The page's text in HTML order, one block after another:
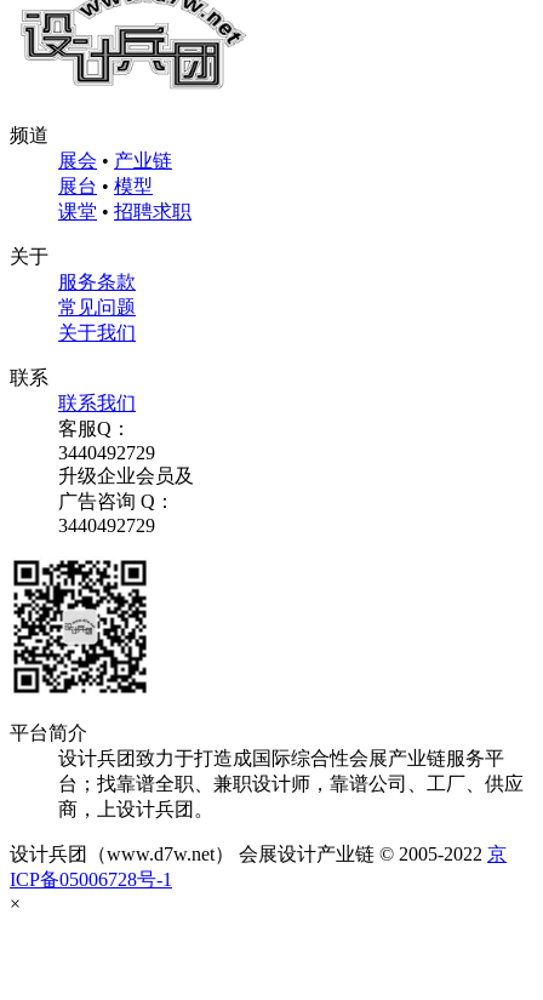
频道
展会 • 产业链
展台 • 模型
课堂 • 招聘求职
关于
服务条款
常见问题
关于我们
联系
联系我们
客服Q：
3440492729
升级企业会员及
广告咨询 Q：
3440492729
平台简介
设计兵团致力于打造成国际综合性会展产业链服务平
台；找靠谱全职、兼职设计师，靠谱公司、工厂、供应
商，上设计兵团。
设计兵团（www.d7w.net） 会展设计产业链 © 2005-2022 京
ICP备05006728号-1
×